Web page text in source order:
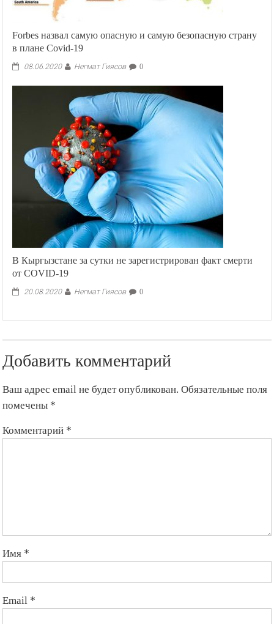
Forbes назвал самую опасную и самую безопасную страну
в плане Covid-19
08.06.2020 Негмат Гиясов 0
В Кыргызстане за сутки не зарегистрирован факт смерти
от COVID-19
20.08.2020 Негмат Гиясов 0
Добавить комментарий
Ваш адрес email не будет опубликован. Обязательные поля
помечены *
Комментарий *
Имя *
Email *